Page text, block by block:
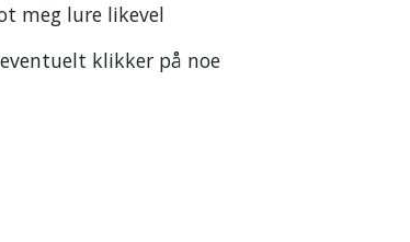
meg lure likevel
klikker på noe